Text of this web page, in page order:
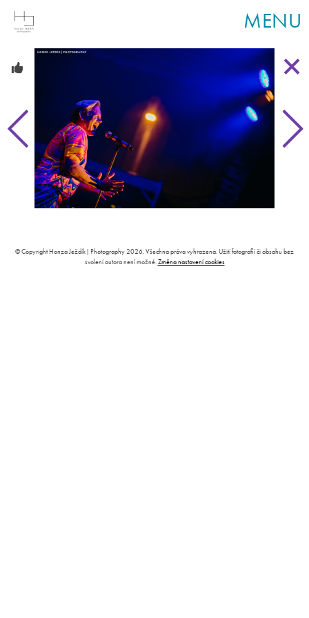
MENU
© Copyright Honza Ježdík | Photography 2026. Všechna práva vyhrazena. Užití fotografií či obsahu bez
svolení autora není možné.Změna nastavení cookies